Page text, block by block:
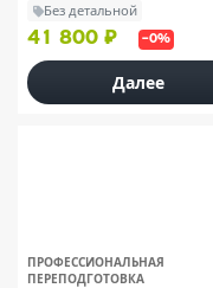
Без детальной
41 800 ₽ –0%
Далее
ПРОФЕССИОНАЛЬНАЯ
ПЕРЕПОДГОТОВКА